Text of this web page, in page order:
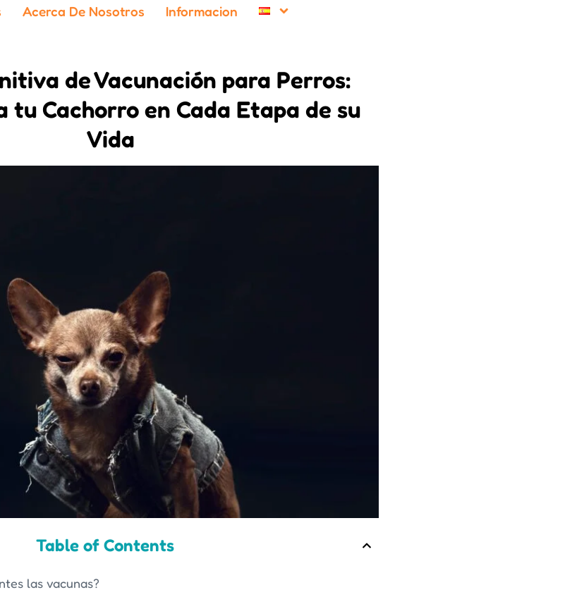
Acerca De Nosotros Informacion
de Vacunación para Perros:
tu Cachorro en Cada Etapa de su
Vida
Table of Contents
las vacunas?